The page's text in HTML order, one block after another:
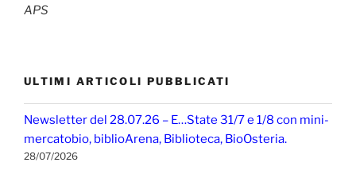
APS
ULTIMI ARTICOLI PUBBLICATI
Newsletter del 28.07.26 – E…State 31/7 e 1/8 con mini-
mercatobio, biblioArena, Biblioteca, BioOsteria.
28/07/2026